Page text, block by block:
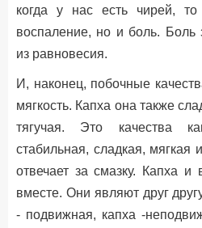
когда у нас есть чирей,
воспаление, но и боль. Боль
из равновесия.
И, наконец, побочные
мягкость. Капха она также
тягучая. Это качества
стабильная, сладкая, мягкая
отвечает за смазку. Капха и
вместе. Они являют друг
- подвижная, капха -